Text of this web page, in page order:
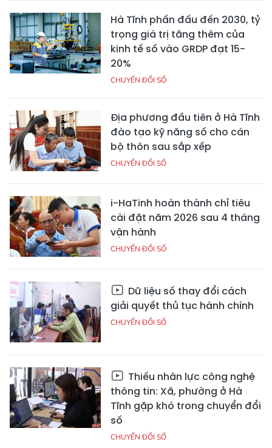
Hà Tĩnh phấn đấu đến 2030, tỷ
trọng giá trị tăng thêm của
kinh tế số vào GRDP đạt 15-
20%
CHUYỂN ĐỔI SỐ
Địa phương đầu tiên ở Hà Tĩnh
đào tạo kỹ năng số cho cán
bộ thôn sau sắp xếp
CHUYỂN ĐỔI SỐ
i-HaTinh hoàn thành chỉ tiêu
cài đặt năm 2026 sau 4 tháng
vận hành
CHUYỂN ĐỔI SỐ
Dữ liệu số thay đổi cách
giải quyết thủ tục hành chính
CHUYỂN ĐỔI SỐ
Thiếu nhân lực công nghệ
thông tin: Xã, phường ở Hà
Tĩnh gặp khó trong chuyển đổi
số
CHUYỂN ĐỔI SỐ